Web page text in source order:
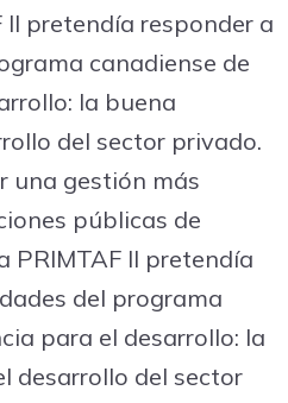
II pretendía responder a
canadiense de
la buena
del sector privado.
una gestión más
públicas de
PRIMTAF II pretendía
del programa
para el desarrollo: la
desarrollo del sector